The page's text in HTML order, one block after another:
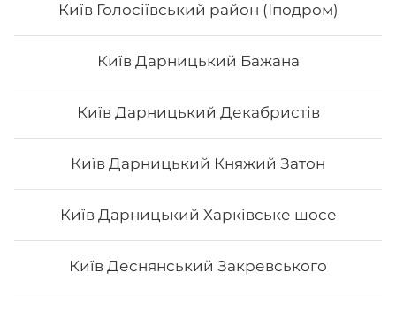
Київ Голосіївський район (Іподром)
Київ Дарницький Бажана
Київ Дарницький Декабристів
Київ Дарницький Княжий Затон
Київ Дарницький Харківське шосе
Київ Деснянський Закревського
Хочу